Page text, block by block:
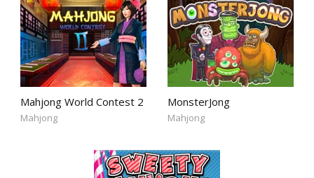
Mahjong World Contest 2
Mahjong
MonsterJong
Mahjong